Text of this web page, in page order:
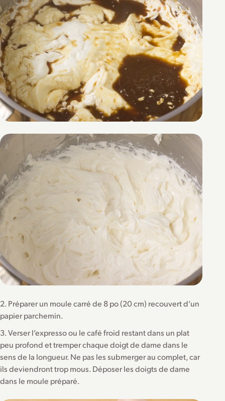
2. Préparer un moule carré de 8 po (20 cm) recouvert d’un
papier parchemin.
3. Verser l’expresso ou le café froid restant dans un plat
peu profond et tremper chaque doigt de dame dans le
sens de la longueur. Ne pas les submerger au complet, car
ils deviendront trop mous. Déposer les doigts de dame
dans le moule préparé.